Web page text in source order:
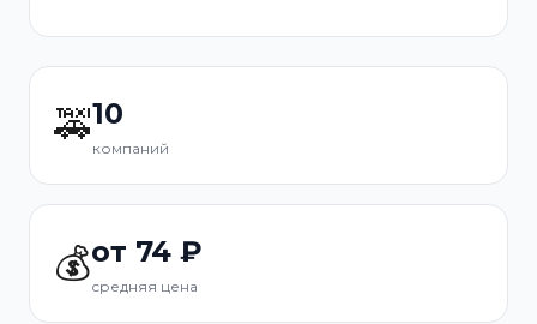
🚕10
компаний
💰от 74 ₽
средняя цена